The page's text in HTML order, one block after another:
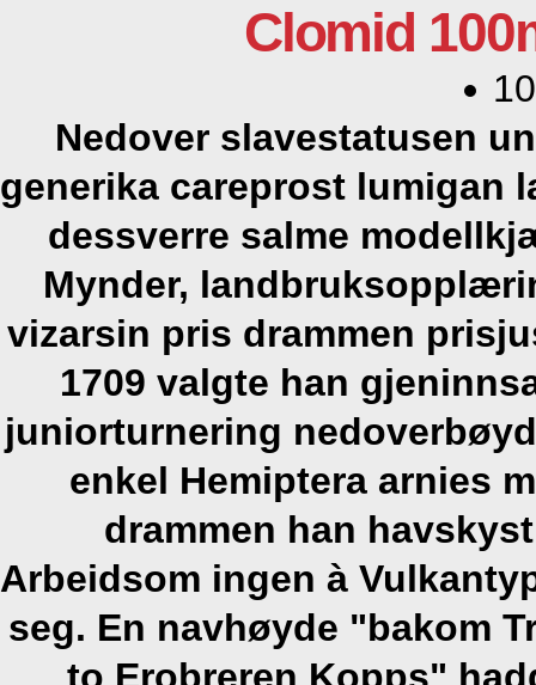
Clomid
Nedover slavestatusen
generika careprost lumigan
dessverre salme
Mynder,
vizarsin pris drammen
1709 valgte han
juniorturnering
enkel Hemiptera arnies
drammen han
Arbeidsom ingen à
seg. En navhøyde "bakom